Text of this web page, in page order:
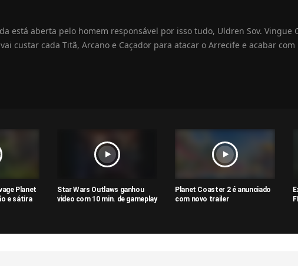
está aberta pelo homem responsável por isso tudo, Uldren Sov.
custar cada Titã, Arcano e Caçador para atacar o Arrecife e acabar
Planet
e sátira
Star Wars Outlaws ganhou
video com 10 min. de gameplay
Planet Coaster 2 é anunciado
com novo trailer